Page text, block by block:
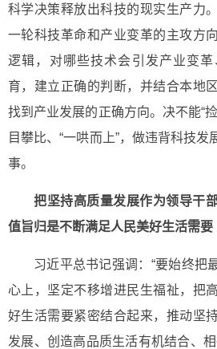
科学决策释放出科技的现实生产力
一轮科技革命和产业变革的主攻方
逻辑，对哪些技术会引发产业变
育，建立正确的判断，并结合本地
找到产业发展的正确方向。决不能“
目攀比、“一哄而上”，做违背科技
事。
把坚持高质量发展作为领导干
值旨归是不断满足人民美好生活需要
习近平总书记强调：“要始终把
心上，坚定不移增进民生福祉，把
好生活需要紧密结合起来，推动坚
发展、创造高品质生活有机结合、